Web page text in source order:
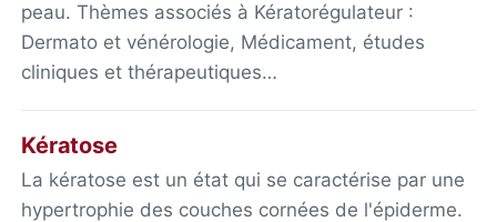
peau. Thèmes associés à Kératorégulateur :
Dermato et vénérologie, Médicament, études
cliniques et thérapeutiques…
Kératose
La kératose est un état qui se caractérise par une
hypertrophie des couches cornées de l'épiderme.